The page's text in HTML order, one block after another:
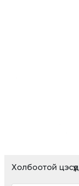
Холбоотой цэсүүд